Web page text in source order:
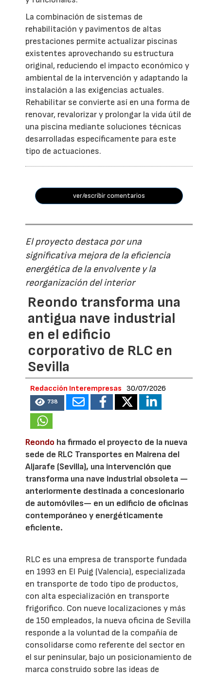
La combinación de sistemas de
rehabilitación y pavimentos de altas
prestaciones permite actualizar piscinas
existentes aprovechando su estructura
original, reduciendo el impacto económico y
ambiental de la intervención y adaptando la
instalación a las exigencias actuales.
Rehabilitar se convierte así en una forma de
renovar, revalorizar y prolongar la vida útil de
una piscina mediante soluciones técnicas
desarrolladas específicamente para este
tipo de actuaciones.
ver/escribir comentarios
El proyecto destaca por una
significativa mejora de la eficiencia
energética de la envolvente y la
reorganización del interior
Reondo transforma una
antigua nave industrial
en el edificio
corporativo de RLC en
Sevilla
Redacción Interempresas 30/07/2026
738
Reondo ha firmado el proyecto de la nueva
sede de RLC Transportes en Mairena del
Aljarafe (Sevilla), una intervención que
transforma una nave industrial obsoleta —
anteriormente destinada a concesionario
de automóviles— en un edificio de oficinas
contemporáneo y energéticamente
eficiente.
RLC es una empresa de transporte fundada
en 1993 en El Puig (Valencia), especializada
en transporte de todo tipo de productos,
con alta especialización en transporte
frigorífico. Con nueve localizaciones y más
de 150 empleados, la nueva oficina de Sevilla
responde a la voluntad de la compañía de
consolidarse como referente del sector en
el sur peninsular, bajo un posicionamiento de
marca construido sobre las ideas de